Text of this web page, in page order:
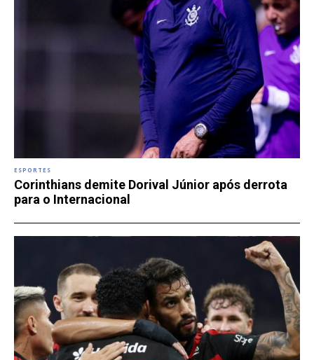
ESPORTES
Corinthians demite Dorival Júnior após derrota
para o Internacional